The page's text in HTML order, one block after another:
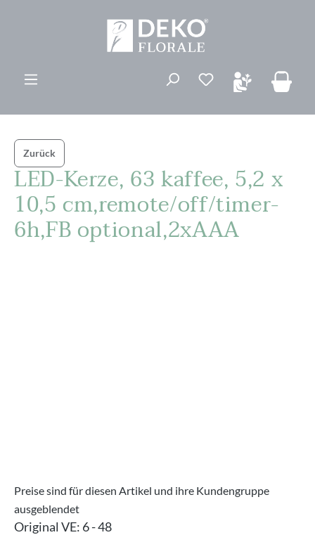
Du hast 0
Zurück
LED-Kerze, 63 kaffee, 5,2 x
10,5 cm,remote/off/timer-
6h,FB optional,2xAAA
Preise sind für diesen Artikel und ihre Kundengruppe
ausgeblendet
Original VE: 6 - 48